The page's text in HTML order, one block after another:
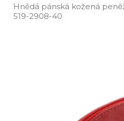
Hnědá pánská kožená
519­-2908­-40